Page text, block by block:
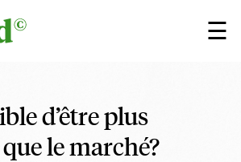
☰
×
d’être plus
le marché?